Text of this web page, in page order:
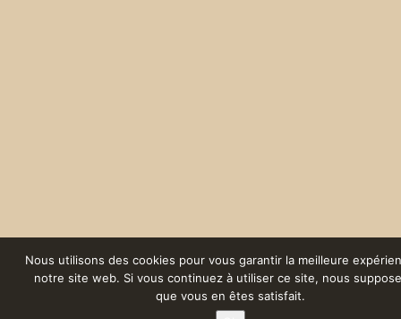
Nous utilisons des cookies pour vous garantir la meilleure
notre site web. Si vous continuez à utiliser ce site, nous
que vous en êtes satisfait.